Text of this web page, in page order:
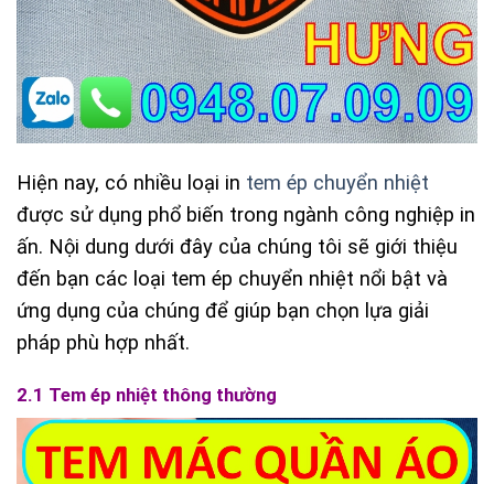
Hiện nay, có nhiều loại in tem ép chuyển nhiệt
được sử dụng phổ biến trong ngành công nghiệp in
ấn. Nội dung dưới đây của chúng tôi sẽ giới thiệu
đến bạn các loại tem ép chuyển nhiệt nổi bật và
ứng dụng của chúng để giúp bạn chọn lựa giải
pháp phù hợp nhất.
2.1 Tem ép nhiệt thông thường